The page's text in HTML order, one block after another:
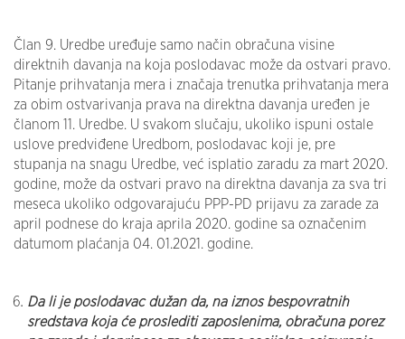
Član 9. Uredbe uređuje samo način obračuna visine
direktnih davanja na koja poslodavac može da ostvari pravo.
Pitanje prihvatanja mera i značaja trenutka prihvatanja mera
za obim ostvarivanja prava na direktna davanja uređen je
članom 11. Uredbe. U svakom slučaju, ukoliko ispuni ostale
uslove predviđene Uredbom, poslodavac koji je, pre
stupanja na snagu Uredbe, već isplatio zaradu za mart 2020.
godine, može da ostvari pravo na direktna davanja za sva tri
meseca ukoliko odgovarajuću PPP-PD prijavu za zarade za
april podnese do kraja aprila 2020. godine sa označenim
datumom plaćanja 04. 01.2021. godine.
Da li je poslodavac dužan da, na iznos bespovratnih
sredstava koja će proslediti zaposlenima, obračuna porez